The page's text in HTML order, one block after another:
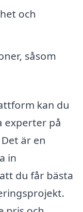
och
såsom
kan du
experter på
Det är en
in
du får bästa